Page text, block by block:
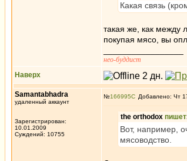
Какая связь
такая же, как между
покупая мясо, вы
нео-буддист
Наверх
Samantabhadra
удаленный аккаунт
Зарегистрирован:
10.01.2009
Суждений: 10755
№166995 Добавлено: Чт
the orthodox пишет
Вот, например,
мясоводство.